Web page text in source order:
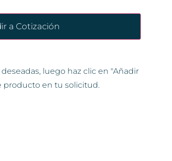
a Cotización
luego haz clic en "Añadir
producto en tu solicitud.